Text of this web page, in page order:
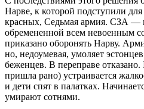
Нарве, к которой подступили
красных, Седьмая армия. СЗА —
обремененной всем невоенным
приказано оборонять Нарву.
но, недоумевая, умоляет
беженцев. В переправе
пришла рано) устраивается
и дети спят в палатках.
умирают сотнями.